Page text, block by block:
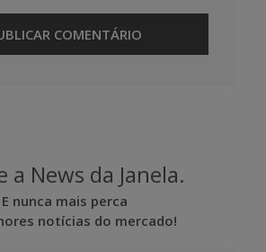
a News da Janela.
E nunca mais perca
notícias do mercado!